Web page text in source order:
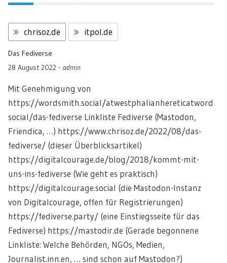
chrisoz.de itpol.de
Das Fediverse
28 August 2022 - admin
Mit Genehmigung von
https://wordsmith.social/
social/das-fediverse Linkliste Fediverse (Mastodon,
Friendica, …) https://www.chrisoz.de/2022/08/das-
fediverse/ (dieser Überblicksartikel)
https://digitalcourage.de/blog/2018/kommt-mit-
uns-ins-fediverse (Wie geht es praktisch)
https://digitalcourage.social (die Mastodon-Instanz
von Digitalcourage, offen für Registrierungen)
https://fediverse.party/ (eine Einstiegsseite für das
Fediverse) https://mastodir.de (Gerade begonnene
Linkliste: Welche Behörden, NGOs, Medien,
Journalist.inn.en, … sind schon auf Mastodon?)